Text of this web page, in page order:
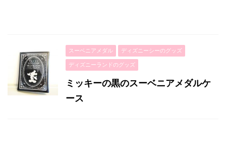
スーベニアメダル
ディズニーシーのグッズ
ディズニーランドのグッズ
ミッキーの黒のスーベニアメダルケ
ース